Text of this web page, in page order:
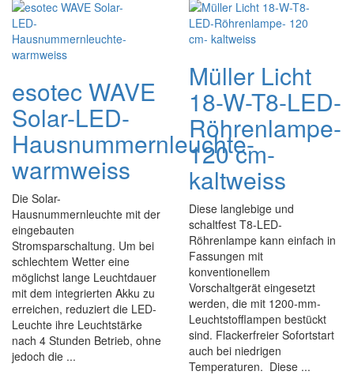
esotec WAVE
Solar-LED-
Hausnummernleuchte-
warmweiss
Die Solar-
Hausnummernleuchte mit der
eingebauten
Stromsparschaltung. Um bei
schlechtem Wetter eine
möglichst lange Leuchtdauer
mit dem integrierten Akku zu
erreichen, reduziert die LED-
Leuchte ihre Leuchtstärke
nach 4 Stunden Betrieb, ohne
jedoch die ...
Müller Licht
18-W-T8-LED-
Röhrenlampe-
120 cm-
kaltweiss
Diese langlebige und
schaltfest T8-LED-
Röhrenlampe kann einfach in
Fassungen mit
konventionellem
Vorschaltgerät eingesetzt
werden, die mit 1200-mm-
Leuchtstofflampen bestückt
sind. Flackerfreier Sofortstart
auch bei niedrigen
Temperaturen. Diese ...